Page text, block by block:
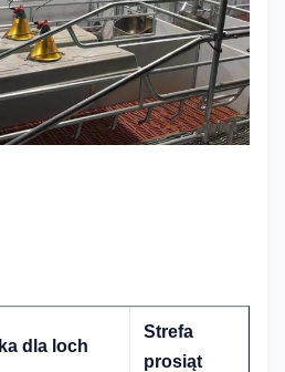
dla loch
Strefa
prosiąt